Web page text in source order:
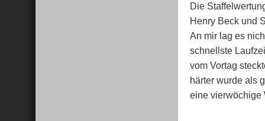
Die
Henry Beck und
An mir lag es
schnellste
vom Vortag
härter wurde als
eine vierwöchige